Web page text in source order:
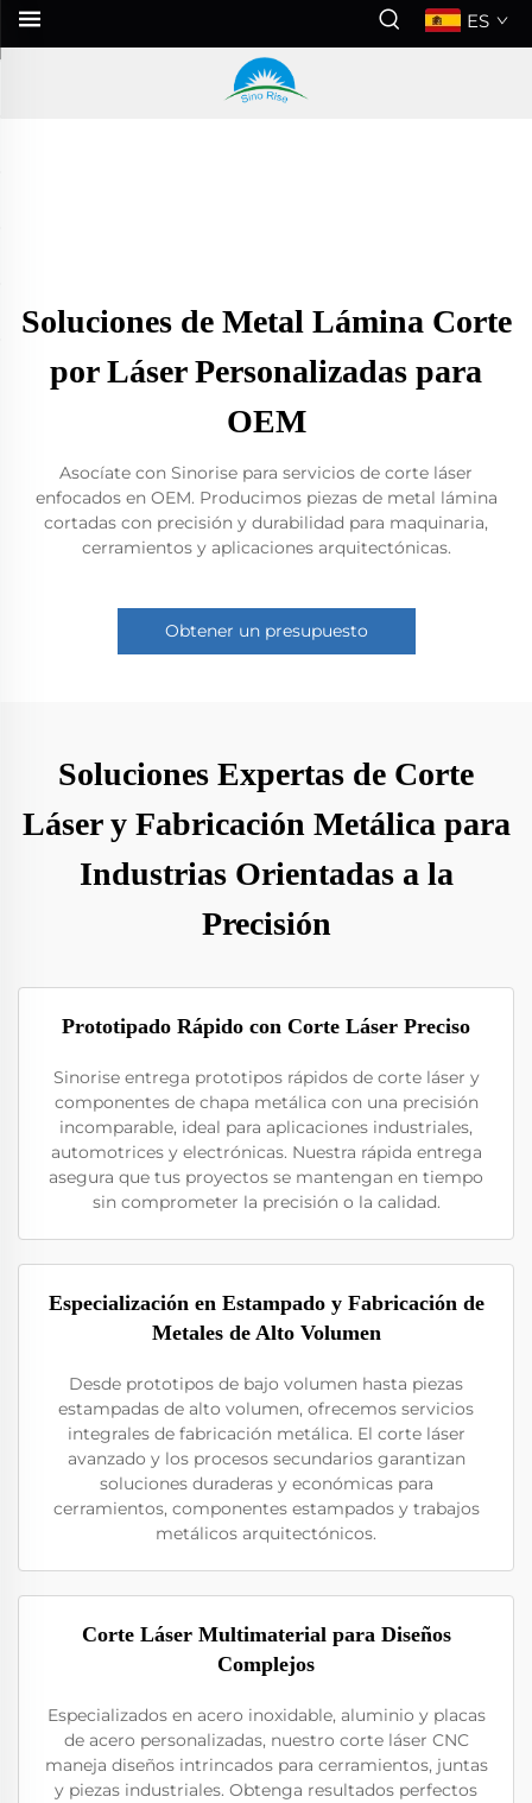
ES
Soluciones de Metal Lámina Corte
por Láser Personalizadas para
OEM
Asocíate con Sinorise para servicios de corte láser
enfocados en OEM. Producimos piezas de metal lámina
cortadas con precisión y durabilidad para maquinaria,
cerramientos y aplicaciones arquitectónicas.
Obtener un presupuesto
Soluciones Expertas de Corte
Láser y Fabricación Metálica para
Industrias Orientadas a la
Precisión
Prototipado Rápido con Corte Láser Preciso
Sinorise entrega prototipos rápidos de corte láser y
componentes de chapa metálica con una precisión
incomparable, ideal para aplicaciones industriales,
automotrices y electrónicas. Nuestra rápida entrega
asegura que tus proyectos se mantengan en tiempo
sin comprometer la precisión o la calidad.
Especialización en Estampado y Fabricación de
Metales de Alto Volumen
Desde prototipos de bajo volumen hasta piezas
estampadas de alto volumen, ofrecemos servicios
integrales de fabricación metálica. El corte láser
avanzado y los procesos secundarios garantizan
soluciones duraderas y económicas para
cerramientos, componentes estampados y trabajos
metálicos arquitectónicos.
Corte Láser Multimaterial para Diseños
Complejos
Especializados en acero inoxidable, aluminio y placas
de acero personalizadas, nuestro corte láser CNC
maneja diseños intrincados para cerramientos, juntas
y piezas industriales. Obtenga resultados perfectos